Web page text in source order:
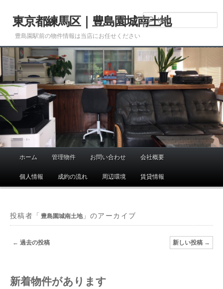
ン
テ
ン
ツ
へ
移
テ
ン
ツ
へ
移
動
東京都練馬区｜豊島園城南土地
豊島園駅前の物件情報は当店にお任せください
ホーム 管理物件 お問い合わせ 会社概要
個人情報 成約の流れ 周辺環境 賃貸情報
投稿者「 豊島園城南土地」のアーカイブ
投
ビ
← 過去の投稿 新しい投稿 →
新着物件があります